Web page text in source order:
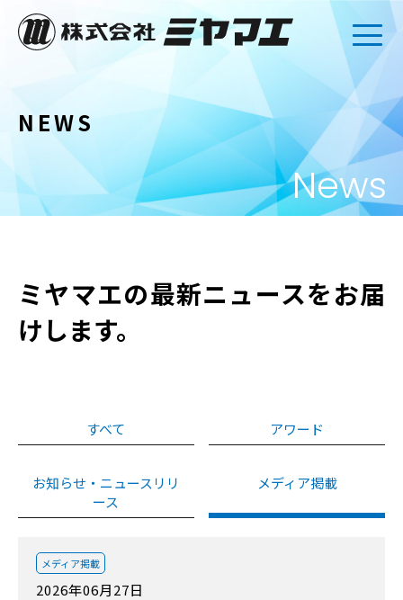
NEWS
News
ミヤマエの最新ニュースをお届
けします。
すべて アワード
お知らせ・ニュースリリ
ース
メディア掲載
2026年06月27日
メディア掲載